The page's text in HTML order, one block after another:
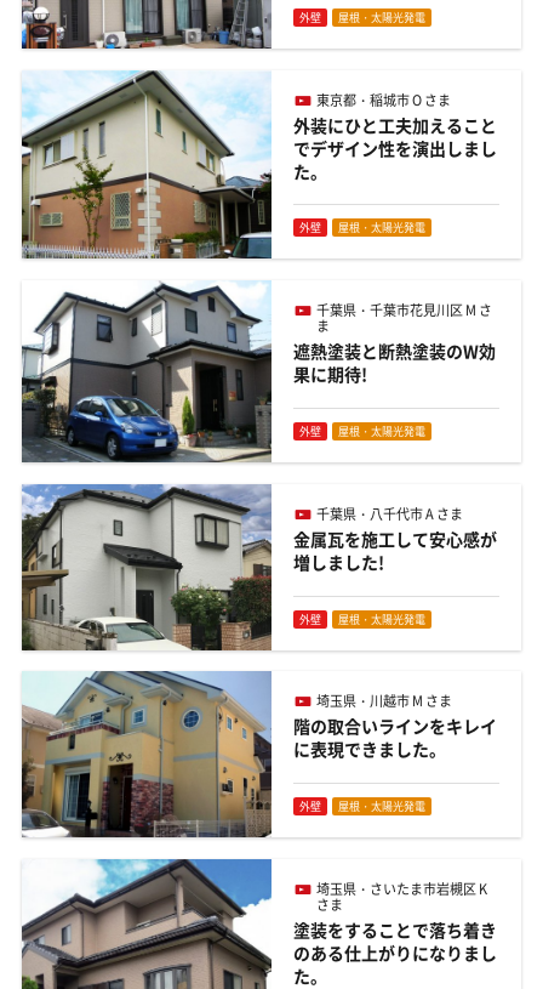
外壁 屋根・太陽光発電
東京都・稲城市 O さま
外装にひと工夫加えること
でデザイン性を演出しまし
た。
外壁 屋根・太陽光発電
千葉県・千葉市花見川区 M さ
ま
遮熱塗装と断熱塗装のW効
果に期待!
外壁 屋根・太陽光発電
千葉県・八千代市 A さま
金属瓦を施工して安心感が
増しました!
外壁 屋根・太陽光発電
埼玉県・川越市 M さま
階の取合いラインをキレイ
に表現できました。
外壁 屋根・太陽光発電
埼玉県・さいたま市岩槻区 K
さま
塗装をすることで落ち着き
のある仕上がりになりまし
た。